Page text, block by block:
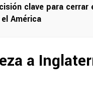
clave para cerrar
América
a